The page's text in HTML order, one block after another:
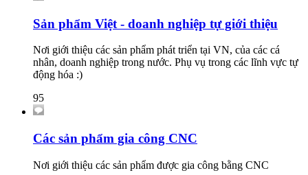
Sản phẩm Việt - doanh nghiệp tự giới thiệu
Nơi giới thiệu các sản phẩm phát triển tại VN, của các cá
nhân, doanh nghiệp trong nước. Phụ vụ trong các lĩnh vực tự
động hóa :)
95
Các sản phẩm gia công CNC
Nơi giới thiệu các sản phẩm được gia công bằng CNC